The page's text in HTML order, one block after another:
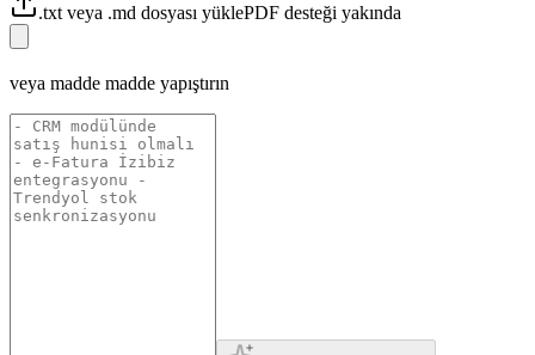
.txt veya .md dosyası yüklePDF desteği yakında
veya madde madde yapıştırın